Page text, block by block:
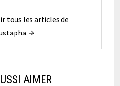
tous les articles de
→
AIMER